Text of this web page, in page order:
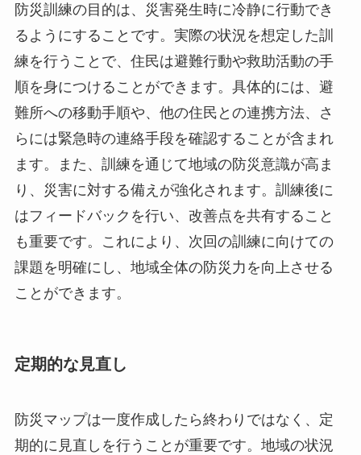
防災訓練の目的は、災害発生時に冷静に行動でき
るようにすることです。実際の状況を想定した訓
練を行うことで、住民は避難行動や救助活動の手
順を身につけることができます。具体的には、避
難所への移動手順や、他の住民との連携方法、さ
らには緊急時の連絡手段を確認することが含まれ
ます。また、訓練を通じて地域の防災意識が高ま
り、災害に対する備えが強化されます。訓練後に
はフィードバックを行い、改善点を共有すること
も重要です。これにより、次回の訓練に向けての
課題を明確にし、地域全体の防災力を向上させる
ことができます。
定期的な見直し
防災マップは一度作成したら終わりではなく、定
期的に見直しを行うことが重要です。地域の状況